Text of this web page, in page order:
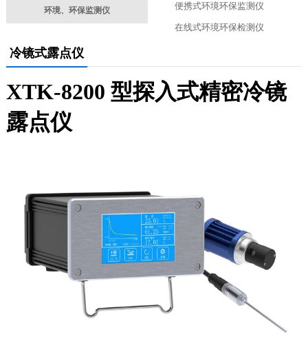
环境、环保监测仪 便携式环境环保监测仪
在线式环境环保检测仪
冷镜式露点仪
XTK-8200 型探入式精密冷镜
露点仪